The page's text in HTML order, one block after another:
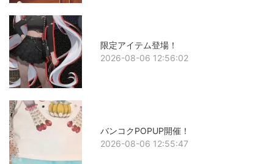
限定アイテム登場！
2026-08-06 12:56:02
バンコクPOPUP開催！
2026-08-06 12:55:47